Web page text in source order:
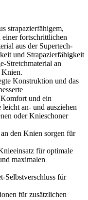
strapazierfähigem,
einer fortschrittlichen
aus der Supertech-
und Strapazierfähigkeit
Stretchmaterial an
Knien.
Konstruktion und das
Komfort und ein
leicht an- und ausziehen
oder Knieschoner
den Knien sorgen für
für optimale
maximalen
Selbstverschluss für
für zusätzlichen